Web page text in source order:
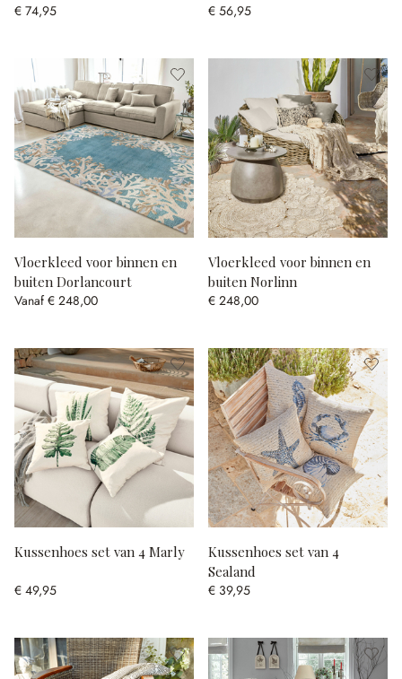
€ 74,95 € 56,95
Vloerkleed voor binnen en
buiten Dorlancourt
Vanaf € 248,00
Vloerkleed voor binnen en
buiten Norlinn
€ 248,00
Kussenhoes set van 4 Marly
€ 49,95
Kussenhoes set van 4
Sealand
€ 39,95